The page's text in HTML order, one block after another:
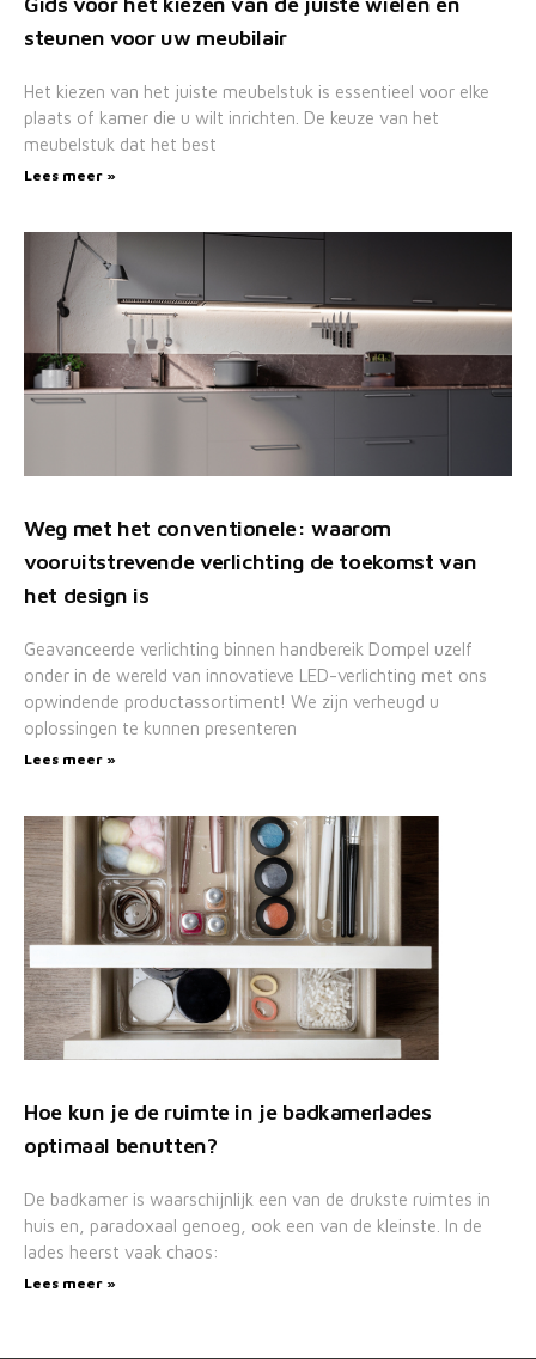
steunen voor uw meubilair
Het kiezen van het juiste meubelstuk is essentieel voor elke
plaats of kamer die u wilt inrichten. De keuze van het
meubelstuk dat het best
Lees meer »
Weg met het conventionele: waarom
vooruitstrevende verlichting de toekomst van
het design is
Geavanceerde verlichting binnen handbereik Dompel uzelf
onder in de wereld van innovatieve LED-verlichting met ons
opwindende productassortiment! We zijn verheugd u
oplossingen te kunnen presenteren
Lees meer »
Hoe kun je de ruimte in je badkamerlades
optimaal benutten?
De badkamer is waarschijnlijk een van de drukste ruimtes in
huis en, paradoxaal genoeg, ook een van de kleinste. In de
lades heerst vaak chaos:
Lees meer »